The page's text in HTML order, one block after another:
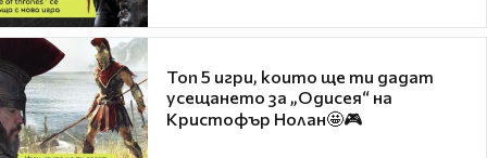
Топ 5 игри, които ще ти дадат
усещането за „Одисея“ на
Кристофър Нолан🤩🎮